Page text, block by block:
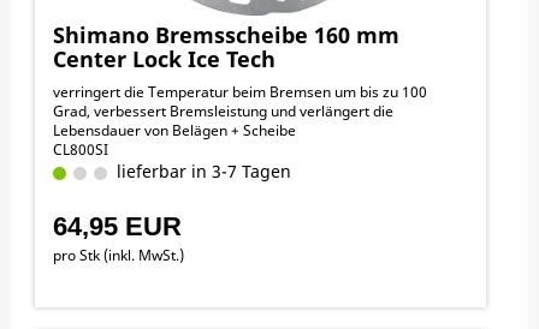
Shimano Bremsscheibe 160 mm
Center Lock Ice Tech
verringert die Temperatur beim Bremsen um bis zu 100
Grad, verbessert Bremsleistung und verlängert die
Lebensdauer von Belägen + Scheibe
CL800SI
lieferbar in 3-7 Tagen
64,95 EUR
pro Stk (inkl. MwSt.)